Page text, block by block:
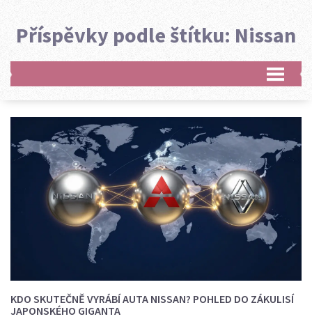
Příspěvky podle štítku: Nissan
KDO SKUTEČNĚ VYRÁBÍ AUTA NISSAN? POHLED DO ZÁKULISÍ
JAPONSKÉHO GIGANTA